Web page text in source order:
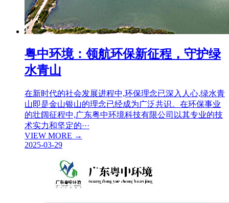
粤中环境：领航环保新征程，守护绿
水青山
在新时代的社会发展进程中,环保理念已深入人心,绿水青
山即是金山银山的理念已经成为广泛共识。在环保事业
的壮阔征程中,广东粤中环境科技有限公司以其专业的技
术实力和坚定的···
VIEW MORE →
2025-03-29